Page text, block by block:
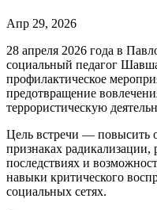
Апр 29, 2026
28 апреля 2026 года в
социальный педагог
профилактическое
предотвращение
террористическую
Цель встречи — повысить
признаках радикализации,
последствиях и
навыки критического
социальных сетях.